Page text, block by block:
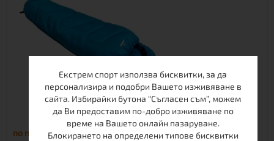
СПАЛЕН ЧУВАЛ VANGO ATLAS - JUNIOR
по поръчка
Екстрем спорт използва бисквитки, за да
персонализира и подобри Вашето изживяване в
сайта. Избирайки бутона “Съгласен съм”, можем
да Ви предоставим по-добро изживяване по
време на Вашето онлайн пазаруване.
Блокирането на определени типове бисквитки